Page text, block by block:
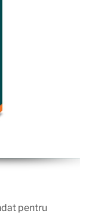
pentru